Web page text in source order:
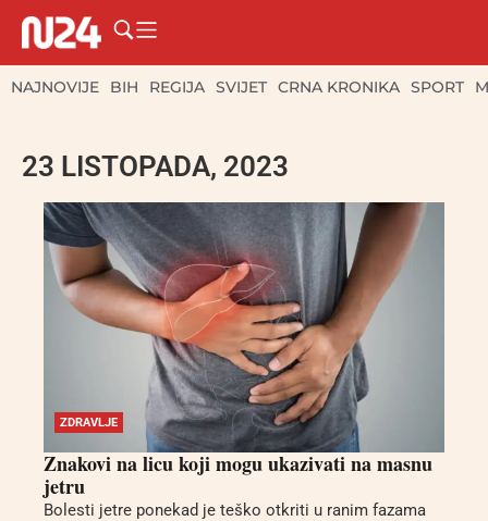
NAJNOVIJE BIH REGIJA SVIJET CRNA KRONIKA SPORT
23 LISTOPADA, 2023
ZDRAVLJE
Znakovi na licu koji mogu ukazivati ​​na masnu
jetru
Bolesti jetre ponekad je teško otkriti u ranim fazama